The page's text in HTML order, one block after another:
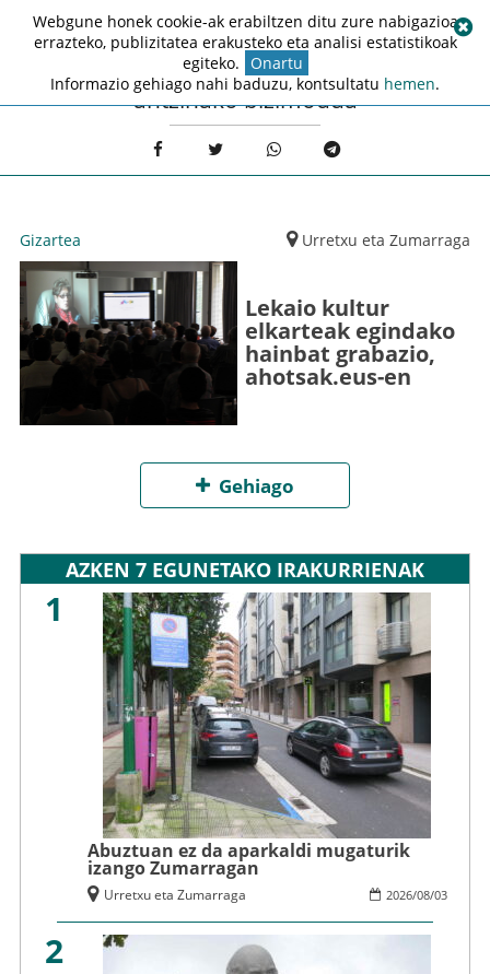
antzinako bizimodua
Gizartea Urretxu eta Zumarraga
Lekaio kultur
elkarteak egindako
hainbat grabazio,
ahotsak.eus-en
Gehiago
AZKEN 7 EGUNETAKO IRAKURRIENAK
1
Abuztuan ez da aparkaldi mugaturik
izango Zumarragan
2026/08/03
Urretxu eta Zumarraga
2
Webgune honek cookie-ak erabiltzen ditu zure nabigazioa
errazteko, publizitatea erakusteko eta analisi estatistikoak
egiteko. Onartu
Informazio gehiago nahi baduzu, kontsultatu hemen.